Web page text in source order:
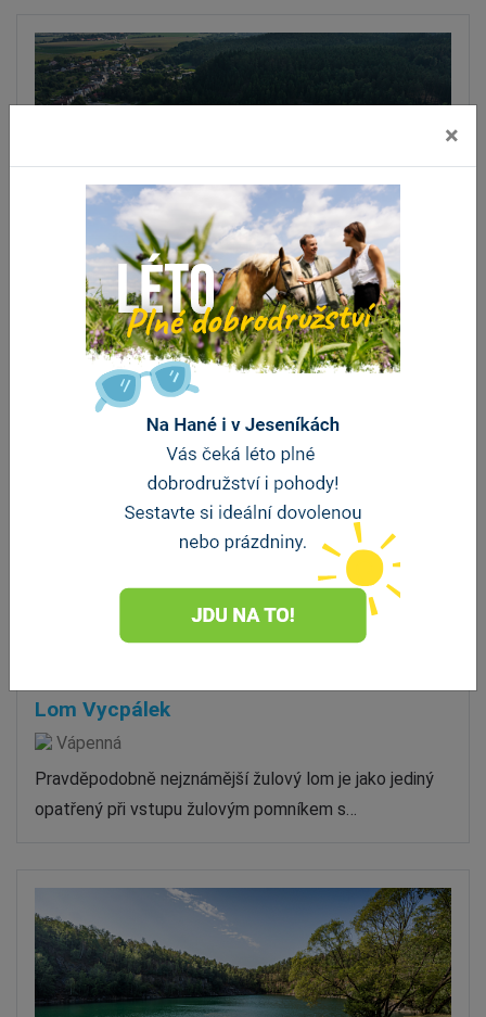
Lom Nová Ves
Litovel
Zatopený lom v místní části Litovle - Nové Vsi nabízí
krásné přírodní prostřední pro koupání i…
Lom Vycpálek
Vápenná
Pravděpodobně nejznámější žulový lom je jako jediný
opatřený při vstupu žulovým pomníkem s…
×